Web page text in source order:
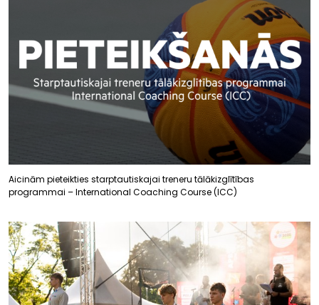
Aicinām pieteikties starptautiskajai treneru tālākizglītības
programmai – International Coaching Course (ICC)